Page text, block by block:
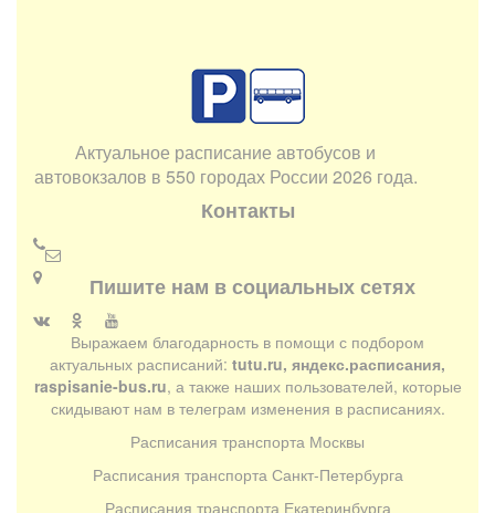
Актуальное расписание автобусов и
автовокзалов в 550 городах России 2026 года.
Контакты
Пишите нам в социальных сетях
Выражаем благодарность в помощи с подбором
актуальных расписаний: tutu.ru, яндекс.расписания,
raspisanie-bus.ru, а также наших пользователей, которые
скидывают нам в телеграм изменения в расписаниях.
Расписания транспорта Москвы
Расписания транспорта Санкт-Петербурга
Расписания транспорта Екатеринбурга